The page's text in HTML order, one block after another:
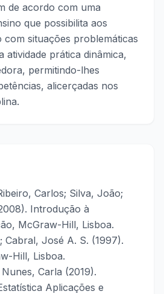
de acordo com uma
que possibilita aos
situações problemáticas
atividade prática dinâmica,
permitindo-lhes
alicerçadas nos
Carlos; Silva, João;
Introdução à
McGraw-Hill, Lisboa.
Cabral, José A. S. (1997).
Hill, Lisboa.
Carla (2019).
Aplicações e